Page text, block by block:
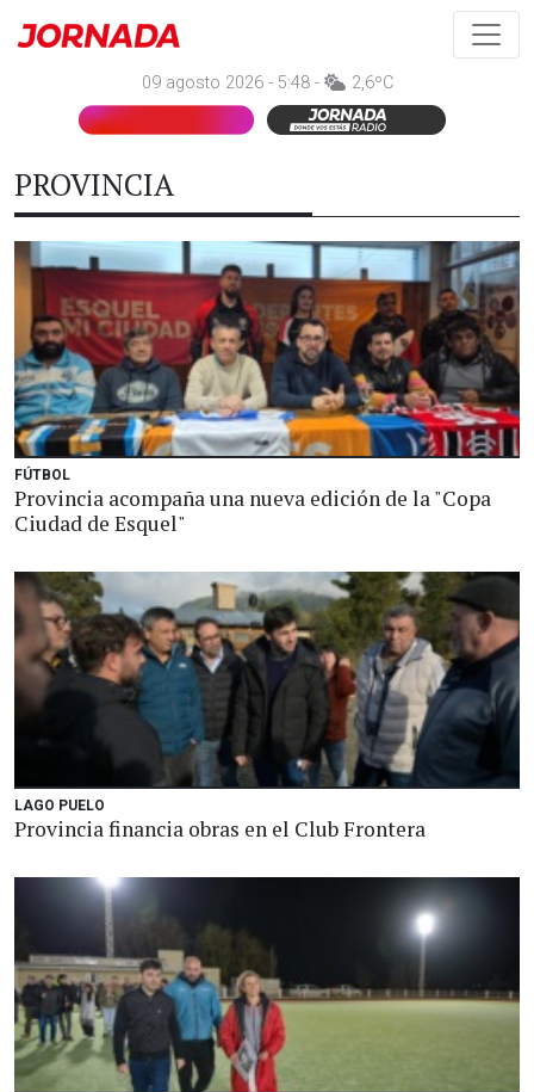
09 agosto 2026 - 5:48 - 2,6ºC
PROVINCIA
FÚTBOL
Provincia acompaña una nueva edición de la "Copa
Ciudad de Esquel"
LAGO PUELO
Provincia financia obras en el Club Frontera